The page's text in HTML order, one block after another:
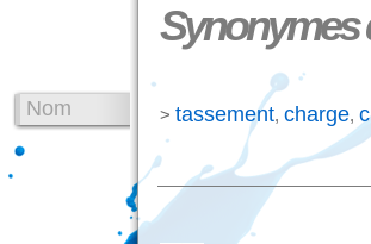
Synonymes
Nom > tassement, charge,